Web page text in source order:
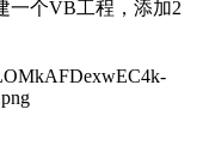
一个VB工程，添加2